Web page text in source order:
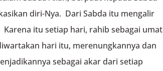
diri-Nya. Dari Sabda itu mengalir
itu setiap hari, rahib sebagai umat
hari itu, merenungkannya dan
sebagai akar dari setiap